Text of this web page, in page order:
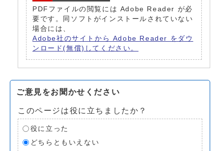
PDFファイルの閲覧には Adobe Reader が必
要です。同ソフトがインストールされていない
場合には、
Adobe社のサイトから Adobe Reader をダウ
ンロード(無償)してください。
ご意見をお聞かせください
このページは役に立ちましたか？
役に立った
どちらともいえない